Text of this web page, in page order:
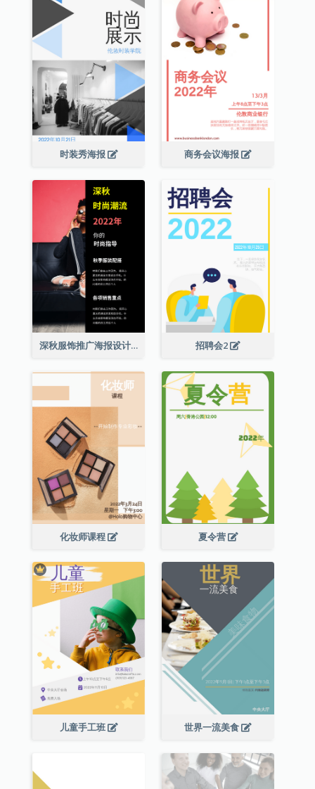
时装秀海报 商务会议海报
深秋服饰推广海报设计 招聘会2
化妆师课程 夏令营
儿童手工班 世界一流美食